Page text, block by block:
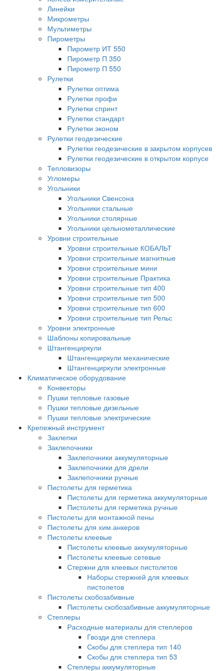
Линейки
Микрометры
Мультиметры
Пирометры
Пирометр ИТ 550
Пирометр П 350
Пирометр П 550
Рулетки
Рулетки оптима
Рулетки профи
Рулетки спринт
Рулетки стандарт
Рулетки эконом
Рулетки геодезические
Рулетки геодезические в закрытом корпусев
Рулетки геодезические в открытом корпусе
Тепловизоры
Угломеры
Угольники
Угольники Свенсона
Угольники стальные
Угольники столярные
Угольники цельнометаллические
Уровни строительные
Уровни строительные КОБАЛЬТ
Уровни строительные магнитные
Уровни строительные мини
Уровни строительные Практика
Уровни строительные тип 400
Уровни строительные тип 500
Уровни строительные тип 600
Уровни строительные тип Рельс
Уровни электронные
Шаблоны копировальные
Штангенциркули
Штангенциркули механические
Штангенциркули электронные
Климатическое оборудование
Конвекторы
Пушки тепловые газовые
Пушки тепловые дизельные
Пушки тепловые электрические
Крепежный инструмент
Заклепки
Заклепочники
Заклепочники аккумуляторные
Заклепочники для дрели
Заклепочники ручные
Пистолеты для герметика
Пистолеты для герметика аккумуляторные
Пистолеты для герметика ручные
Пистолеты для монтажной пены
Пистолеты для хим.анкеров
Пистолеты клеевые
Пистолеты клеевые аккумуляторные
Пистолеты клеевые сетевые
Стержни для клеевых пистолетов
Наборы стержней для клеевых
пистолетов
Пистолеты скобозабивные
Пистолеты скобозабивные аккумуляторные
Степлеры
Расходные материалы для степлеров
Гвозди для степлера
Скобы для степлера тип 140
Скобы для степлера тип 53
Степлеры аккумуляторные